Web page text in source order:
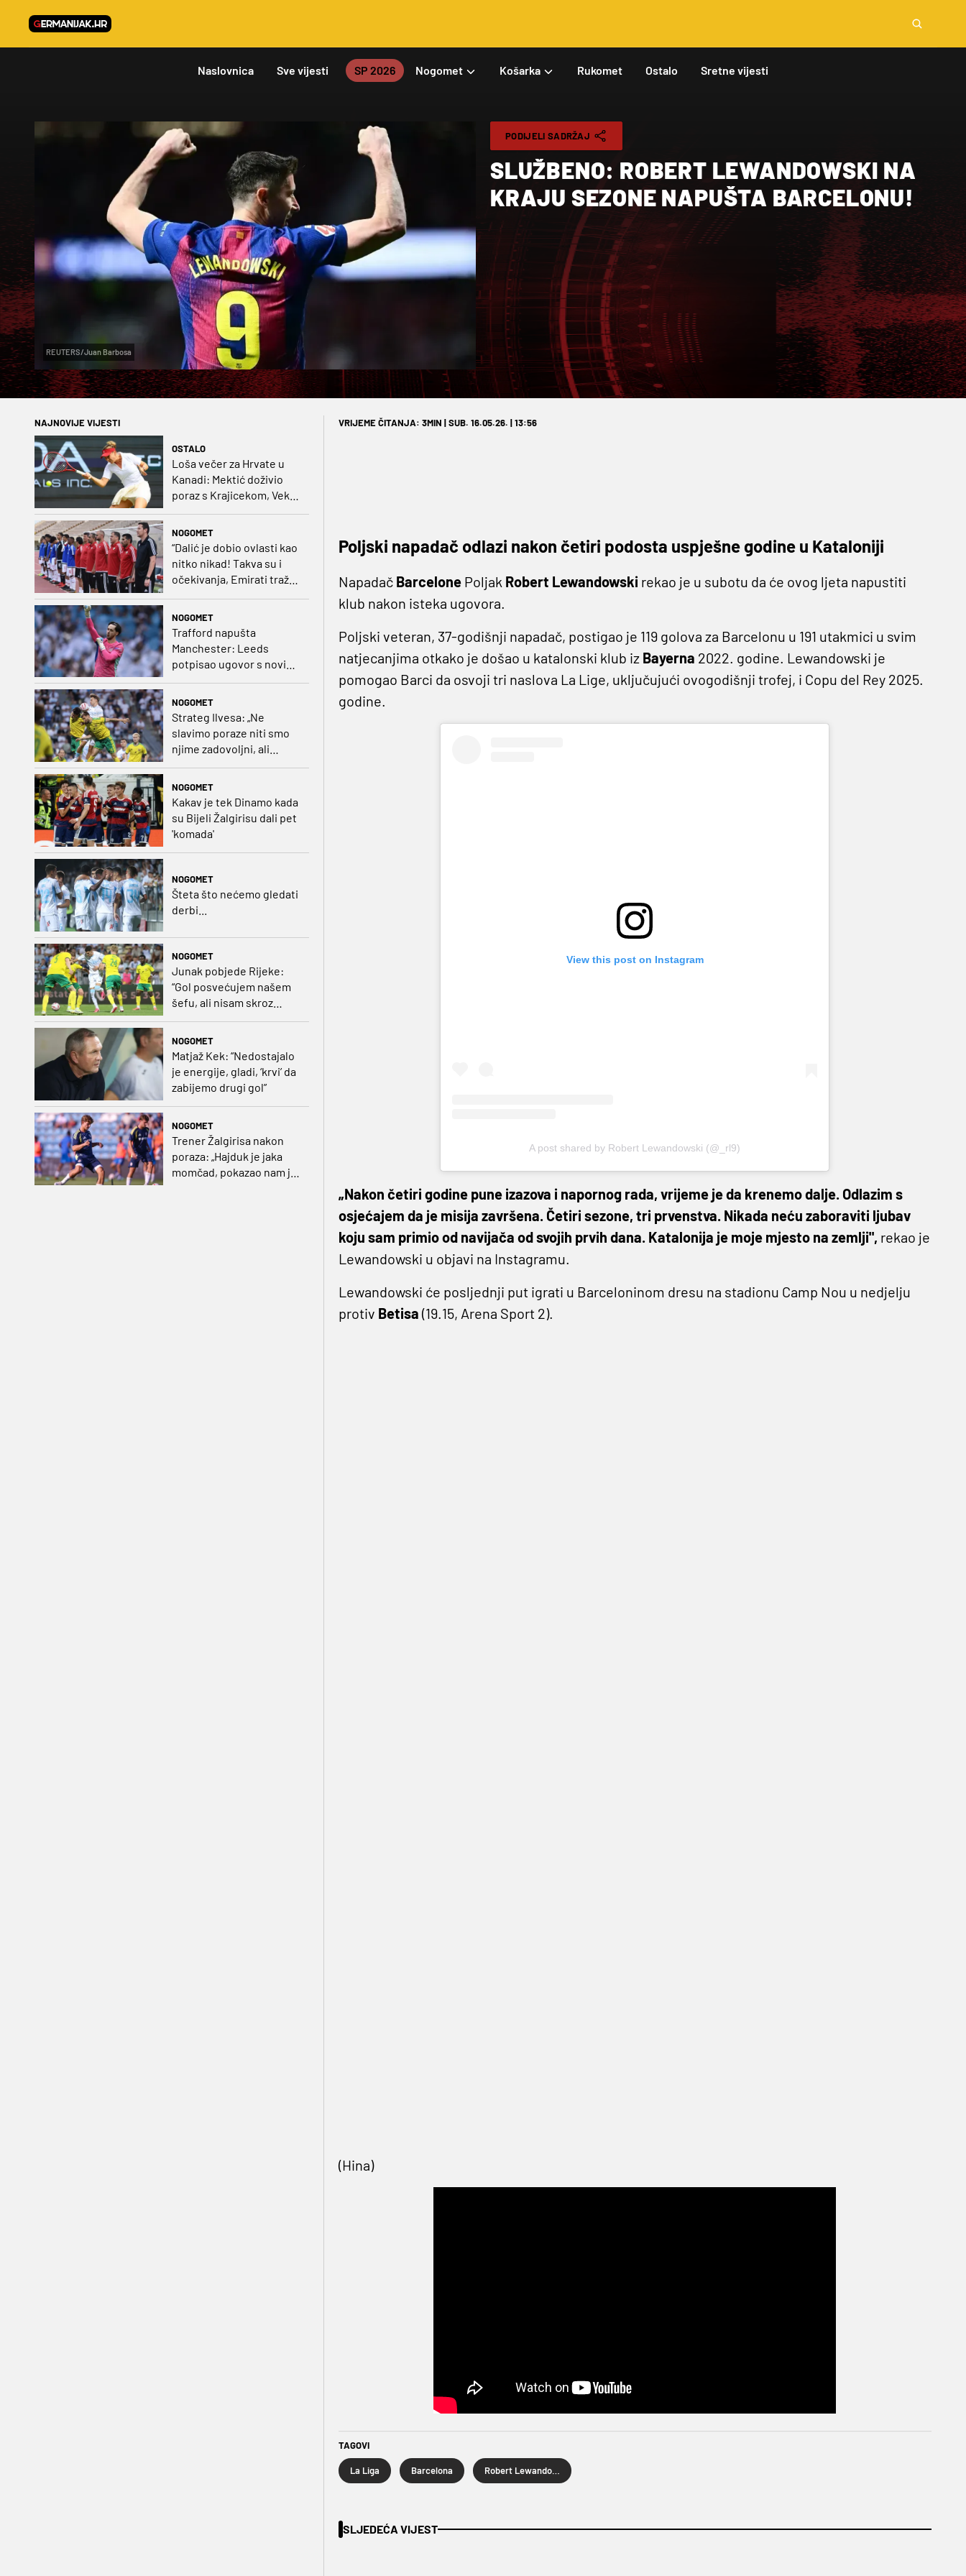
Naslovnica Sve vijesti SP 2026 Nogomet Košarka Rukomet Ostalo Sretne vijesti
REUTERS/Juan Barbosa
PODIJELI SADRŽAJ
SLUŽBENO: ROBERT LEWANDOWSKI NA
KRAJU SEZONE NAPUŠTA BARCELONU!
NAJNOVIJE VIJESTI
OSTALO
Loša večer za Hrvate u
Kanadi: Mektić doživio
poraz s Krajicekom, Vekić
NOGOMET
“Dalić je dobio ovlasti kao
nitko nikad! Takva su i
očekivanja, Emirati traže
NOGOMET
Trafford napušta
Manchester: Leeds
potpisao ugovor s novim
golmanom i oborio
NOGOMET
Strateg Ilvesa: „Ne
slavimo poraze niti smo
njime zadovoljni, ali
možemo biti ponosni jer
NOGOMET
Kakav je tek Dinamo kada
su Bijeli Žalgirisu dali pet
'komada'
NOGOMET
Šteta što nećemo gledati
derbi...
NOGOMET
Junak pobjede Rijeke:
“Gol posvećujem našem
šefu, ali nisam skroz
zadovoljan, trebali smo
razlike”
NOGOMET
Matjaž Kek: “Nedostajalo
je energije, gladi, ‘krvi’ da
zabijemo drugi gol”
NOGOMET
Trener Žalgirisa nakon
poraza: „Hajduk je jaka
momčad, pokazao nam je
VRIJEME ČITANJA: 3MIN | SUB. 16.05.26. | 13:56
Poljski napadač odlazi nakon četiri podosta uspješne godine u Kataloniji
Napadač Barcelone Poljak Robert Lewandowski rekao je u subotu da će ovog ljeta napustiti
klub nakon isteka ugovora.
Poljski veteran, 37-godišnji napadač, postigao je 119 golova za Barcelonu u 191 utakmici u svim
natjecanjima otkako je došao u katalonski klub iz Bayerna 2022. godine. Lewandowski je
pomogao Barci da osvoji tri naslova La Lige, uključujući ovogodišnji trofej, i Copu del Rey 2025.
godine.
View this post on Instagram
A post shared by Robert Lewandowski (@_rl9)
„Nakon četiri godine pune izazova i napornog rada, vrijeme je da krenemo dalje. Odlazim s
osjećajem da je misija završena. Četiri sezone, tri prvenstva. Nikada neću zaboraviti ljubav
koju sam primio od navijača od svojih prvih dana. Katalonija je moje mjesto na zemlji", rekao je
Lewandowski u objavi na Instagramu.
Lewandowski će posljednji put igrati u Barceloninom dresu na stadionu Camp Nou u nedjelju
protiv Betisa (19.15, Arena Sport 2).
(Hina)
TAGOVI
La Liga Barcelona Robert Lewandowski
SLJEDEĆA VIJEST